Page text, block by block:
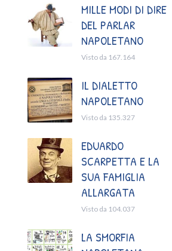
MILLE MODI DI DIRE
DEL PARLAR
NAPOLETANO
Visto da 167.164
IL DIALETTO
NAPOLETANO
Visto da 135.327
EDUARDO
SCARPETTA E LA
SUA FAMIGLIA
ALLARGATA
Visto da 104.037
LA SMORFIA